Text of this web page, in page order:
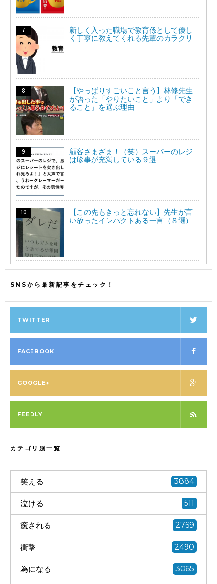
新しく入った職場で教育係として優し
く丁寧に教えてくれる先輩のカラクリ
【やっぱりすごいこと言う】林修先生
が語った「やりたいこと」より「でき
ること」を選ぶ理由
顧客さまざま！（笑）スーパーのレジ
は珍事が充満している９選
【この先もきっと忘れない】先生が言
い放ったインパクトある一言（８選）
SNSから最新記事をチェック！
TWITTER
FACEBOOK
GOOGLE+
FEEDLY
カテゴリ別一覧
笑える 3884
泣ける 511
癒される 2769
衝撃 2490
為になる 3065